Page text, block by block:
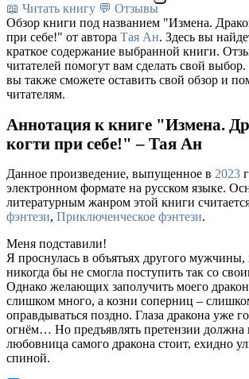
📖 Читать книгу 💬 Отзывы
Обзор книги под названием "Измена.
при себе!" от автора Тая Ан. Здесь вы
краткое содержание выбранной книги.
читателей помогут вам сделать свой
вы также сможете оставить свой обзор и
читателям.
Аннотация к книге "Измена.
когти при себе!" – Тая Ан
Данное произведение, выпущенное в 2023
электронном формате на русском языке.
литературным жанром этой книги
фэнтези, Приключенческое фэнтези.
Меня подставили!
Я проснулась в объятьях другого мужчины,
никогда бы не смогла поступить так со
Однако желающих заполучить моего
слишком много, а козни соперниц –
оправдываться поздно. Глаза дракона уже
огнём… Но предъявлять претензии должна
любовница самого дракона стоит, ехидно
спиной.